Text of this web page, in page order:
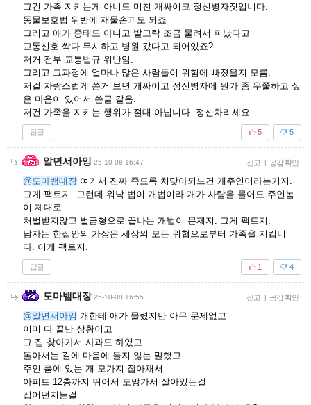
그건 가족 지키는게 아니도 미친 개싸이코 정신병자짓입니다.
동물보호법 위반에 재물손괴도 되죠
그리고 애가 중태도 아니고 발고락 조금 물려서 피냤다고
교통신호 싹다 무시하고 병원 갔다고 되어있죠?
저거 전부 교통법규 위반임.
그리고 그과정에 얼마나 많은 사람들이 위험에 빠졌을지 모름.
저걸 자랑스럽게 쓴거 보면 개싸이고 정신병자에 뭔가 좀 우쭐하고 싶
은 마음이 있어서 쓴글 같음.
저건 가족을 지키는 행위가 절대 아닙니다. 정신차리세요.
답글 5
5
알면서아잉 25-10-08 16:47 신고 | 공감 확인
@도마뱀대장 여기서 진짜 죽도록 처맞아되느건 개주인이라는거지.
그게 팩트지. 그런데 워낙 법이 개법이라 개가 사람을 물어도 주인놈
이 제대로
처벌받지않고 벌금형으로 끝나는 개법이 문제지. 그게 팩트지.
남자는 한집안의 가장은 세상의 모든 위협으로부터 가족을 지킵니
다. 이게 팩트지.
답글 4
1
도마뱀대장 25-10-08 16:55 신고 | 공감 확인
@알면서아잉 개한테 애가 물렸지만 아무 문제없고
이미 다 끝난 상황이고
그 집 찾아가서 사과도 하였고
돌아서는 길에 마음에 들지 않는 말했고
주인 품에 있는 개 모가지 잡아채서
아피트 12층까지 뛰어서 도망가서 살아있는걸
집어던지는걸